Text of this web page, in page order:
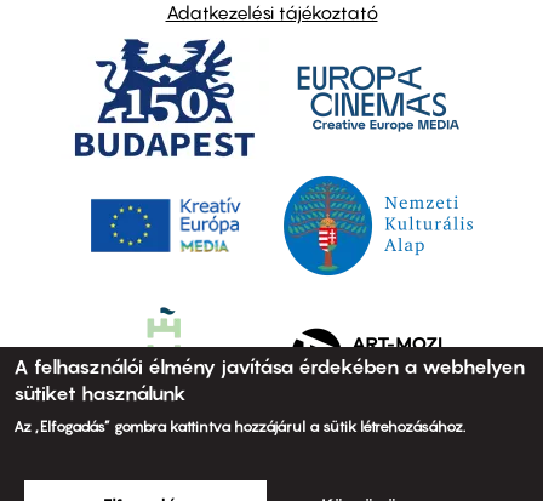
Adatkezelési tájékoztató
A felhasználói élmény javítása érdekében a webhelyen
sütiket használunk
Az „Elfogadás” gombra kattintva hozzájárul a sütik létrehozásához.